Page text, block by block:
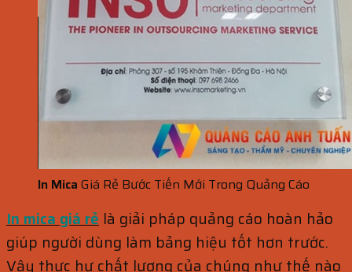
In Mica Giá Rẻ Bước Tiến Mới Trong Quảng Cáo
In mica giá rẻ là giải pháp quảng cáo hoàn hảo
giúp người dùng làm bảng hiệu tốt hơn trước.
Vậy thực hư chất lượng của chúng như thế nào